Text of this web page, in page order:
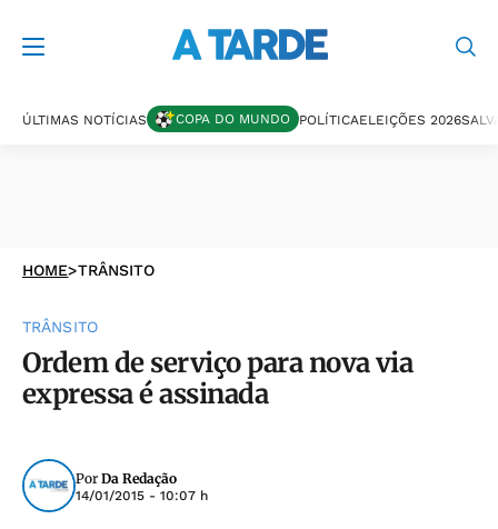
ÚLTIMAS NOTÍCIAS COPA DO MUNDO POLÍTICAELEIÇÕES 2026
HOME>TRÂNSITO
TRÂNSITO
Ordem de serviço para nova via
expressa é assinada
Por Da Redação
14/01/2015 - 10:07 h